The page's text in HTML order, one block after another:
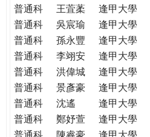
普通科
王萓葇 逢甲大學
普通科
吳宸瑜 逢甲大學
普通科
孫永豐 逢甲大學
普通科
李翊安 逢甲大學
普通科
洪偉城 逢甲大學
普通科
景彥豪 逢甲大學
普通科
沈遙 逢甲大學
普通科
鄭妤萱 逢甲大學
普通科
陳睿豪 逢甲大學